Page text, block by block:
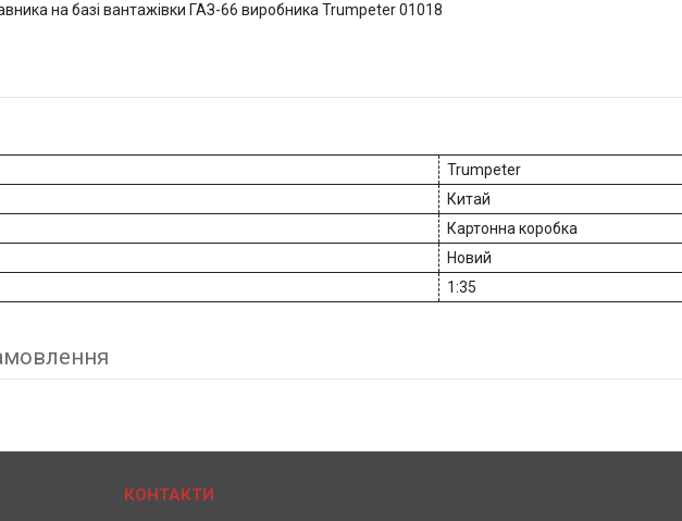
на базі вантажівки ГАЗ-66 виробника Trumpeter 01018
Trumpeter
Китай
Картонна коробка
Новий
1:35